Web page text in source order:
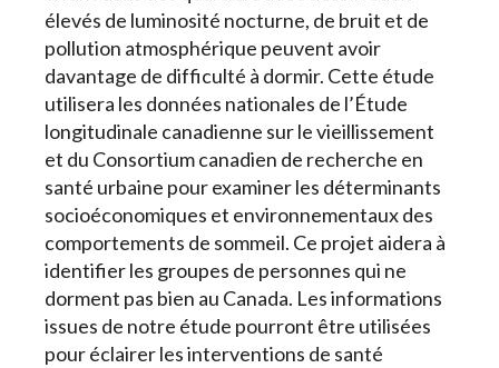
élevés de luminosité nocturne, de bruit et de
pollution atmosphérique peuvent avoir
davantage de difficulté à dormir. Cette étude
utilisera les données nationales de l’Étude
longitudinale canadienne sur le vieillissement
et du Consortium canadien de recherche en
santé urbaine pour examiner les déterminants
socioéconomiques et environnementaux des
comportements de sommeil. Ce projet aidera à
identifier les groupes de personnes qui ne
dorment pas bien au Canada. Les informations
issues de notre étude pourront être utilisées
pour éclairer les interventions de santé